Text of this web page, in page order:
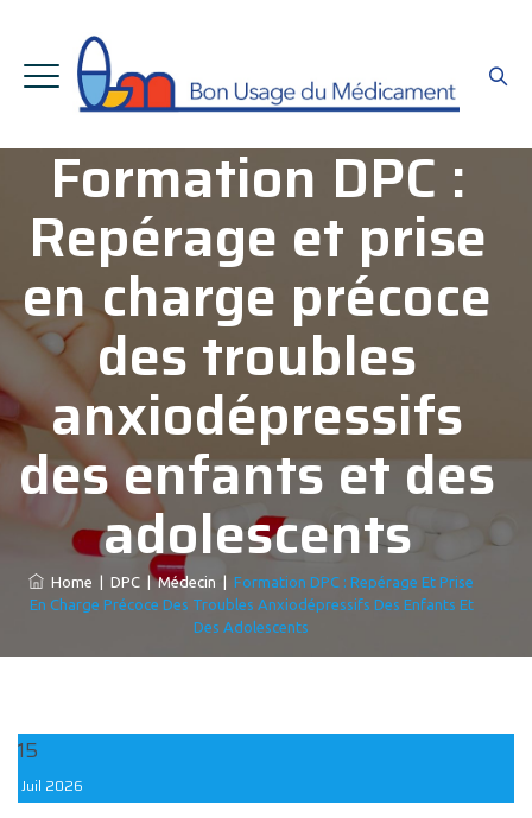
Formation DPC :
Repérage et prise
en charge précoce
des troubles
anxiodépressifs
des enfants et des
adolescents
Home DPC |Médecin
Formation DPC : Repérage Et Prise
En Charge Précoce Des Troubles Anxiodépressifs Des Enfants Et
Des Adolescents
15
Juil 2026